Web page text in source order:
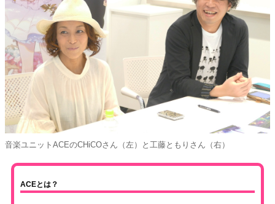
音楽ユニットACEのCHiCOさん（左）と工藤ともりさん（右）
ACEとは？